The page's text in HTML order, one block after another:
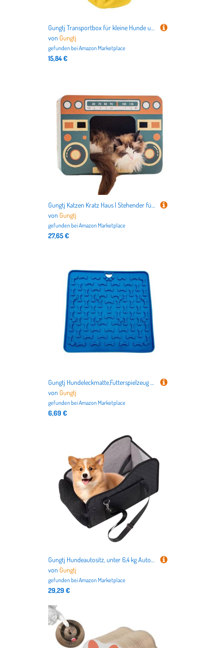
Gungtj Transportbox für kleine Hunde und Katzen - Handfreier, sicherer Tragegurt für Hunde - Wendetragetasche, Hundetragetasche für kleine für Reisen, Spaziergänge im Freien
von Gungtj
gefunden beiAmazon Marketplace
15,84 €
Gungtj Katzen Kratz Haus | Stehender für Wohnungskatzen - Radio- Oder Ofen-Form Retro Spielzeug Tierbegleiter,Für Kleine Mittelgroße Große Rassen Auslastung Spielzeug
von Gungtj
gefunden beiAmazon Marketplace
27,65 €
Gungtj Hundeleckmatte,Futterspielzeug Silicone Leckmatte | 19cm Leicht Zu Reinigen Beschäftigungsmatte Zur Bereicherung FÜtterungstraining
von Gungtj
gefunden beiAmazon Marketplace
6,69 €
Gungtj Hundeautositz, unter 6,4 kg Autositz für Hunde, faltbar, tragbar, für Reisen, Outdoor, Kinderwagen, Innenrücksitz, Picknick, LKW
von Gungtj
gefunden beiAmazon Marketplace
29,29 €